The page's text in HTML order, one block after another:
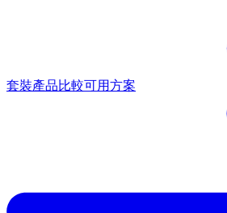
套裝產品比較可用方案